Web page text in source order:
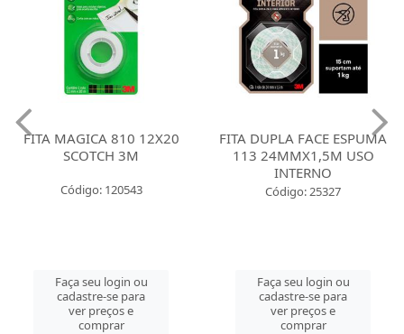
FITA MAGICA 810 12X20
SCOTCH 3M
Código: 120543
Faça seu login ou
cadastre-se para
ver preços e
comprar
FITA DUPLA FACE ESPUMA
113 24MMX1,5M USO
INTERNO
Código: 25327
Faça seu login ou
cadastre-se para
ver preços e
comprar